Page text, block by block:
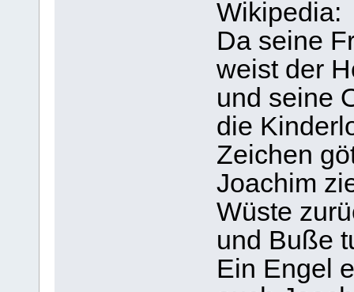
Wikipedia:
Da seine
weist der
und seine
die
Zeichen
Joachim
Wüste
und Buße
Ein Engel